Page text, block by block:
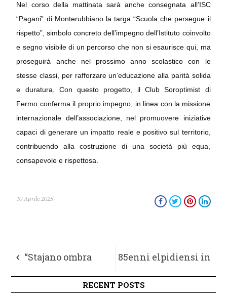
Nel corso della mattinata sarà anche consegnata all’ISC
“Pagani” di Monterubbiano la targa “Scuola che persegue il
rispetto”, simbolo concreto dell’impegno dell’Istituto coinvolto
e segno visibile di un percorso che non si esaurisce qui, ma
proseguirà anche nel prossimo anno scolastico con le
stesse classi, per rafforzare un’educazione alla parità solida
e duratura. Con questo progetto, il Club Soroptimist di
Fermo conferma il proprio impegno, in linea con la missione
internazionale dell’associazione, nel promuovere iniziative
capaci di generare un impatto reale e positivo sul territorio,
contribuendo alla costruzione di una società più equa,
consapevole e rispettosa.
10 Aprile 2025
“Stajano ombra
d’artista” in mostra
85enni elpidiensi in
festa: in 54 al pranzo
RECENT POSTS